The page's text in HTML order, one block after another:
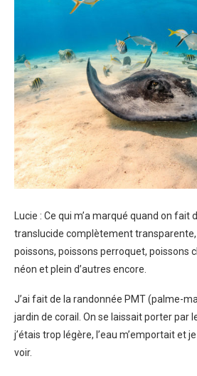
Lucie : Ce qui m’a marqué quand on fait
translucide complètement transparente,
poissons, poissons perroquet, poissons
néon et plein d’autres encore.
J’ai fait de la randonnée PMT (palme-
jardin de corail. On se laissait porter par
j’étais trop légère, l’eau m’emportait et
voir.